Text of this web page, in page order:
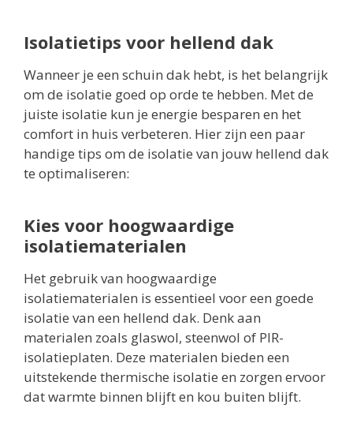
Isolatietips voor hellend dak
Wanneer je een schuin dak hebt, is het belangrijk
om de isolatie goed op orde te hebben. Met de
juiste isolatie kun je energie besparen en het
comfort in huis verbeteren. Hier zijn een paar
handige tips om de isolatie van jouw hellend dak
te optimaliseren:
Kies voor hoogwaardige
isolatiematerialen
Het gebruik van hoogwaardige
isolatiematerialen is essentieel voor een goede
isolatie van een hellend dak. Denk aan
materialen zoals glaswol, steenwol of PIR-
isolatieplaten. Deze materialen bieden een
uitstekende thermische isolatie en zorgen ervoor
dat warmte binnen blijft en kou buiten blijft.